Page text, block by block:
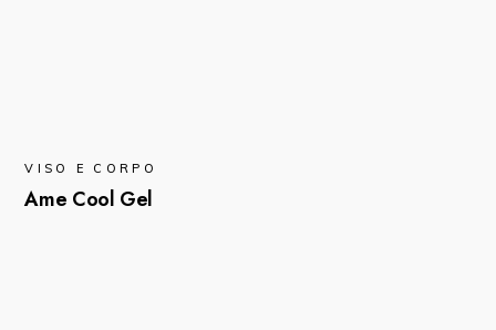
VISO E CORPO
Ame Cool Gel